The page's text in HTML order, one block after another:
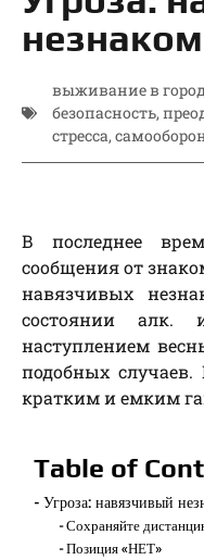
выживание в
безопасность,
стресса,
В последнее
сообщения от
навязчивых
состоянии алк.
наступлением
подобных
кратким и емким
Table of
Угроза: навязчивый
Сохраняйте
Позиция «НЕТ»